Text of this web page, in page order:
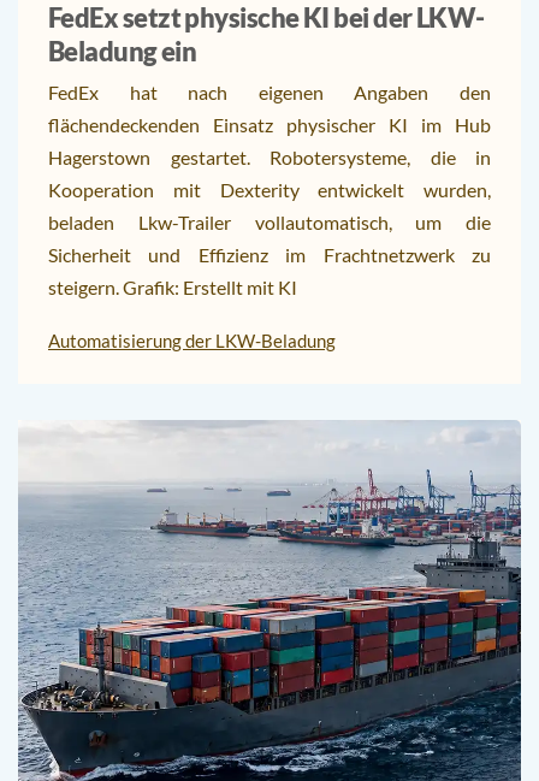
FedEx setzt physische KI bei der LKW-
Beladung ein
FedEx hat nach eigenen Angaben den
flächendeckenden Einsatz physischer KI im Hub
Hagerstown gestartet. Robotersysteme, die in
Kooperation mit Dexterity entwickelt wurden,
beladen Lkw-Trailer vollautomatisch, um die
Sicherheit und Effizienz im Frachtnetzwerk zu
steigern. Grafik: Erstellt mit KI
Automatisierung der LKW-Beladung